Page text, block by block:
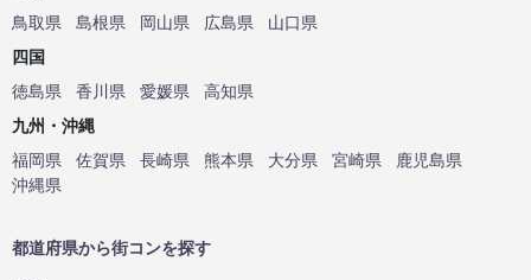
鳥取県
島根県 岡山県 広島県
山口県
四国
徳島県
香川県 愛媛県
高知県
九州・沖縄
福岡県
佐賀県 長崎県 熊本県 大分県 宮崎県
鹿児島県
沖縄県
都道府県から街コンを探す